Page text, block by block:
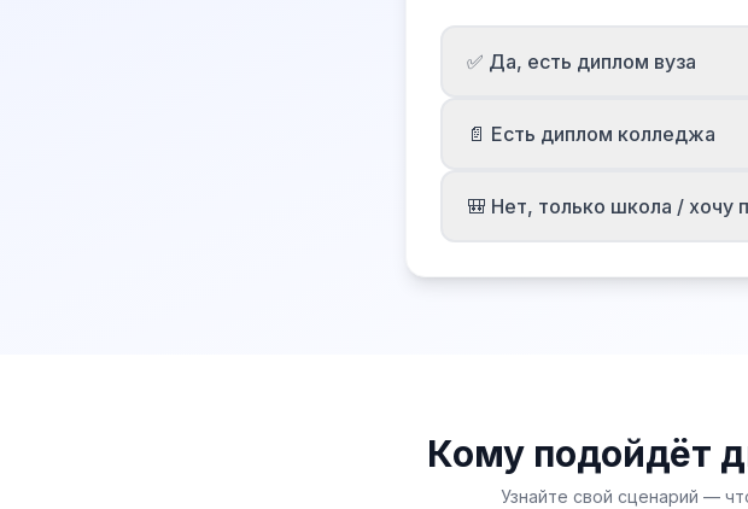
✅ Да, есть диплом вуза
📄 Есть диплом колледжа
🎒 Нет, только школа / хочу
Кому подойдёт
Узнайте свой сценарий —